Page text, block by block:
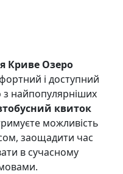
Криве Озеро
і доступний
з найпопулярніших
квиток
можливість
заощадити час
в сучасному